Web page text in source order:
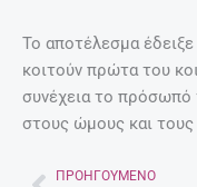
Το αποτέλεσμα
κοιτούν πρώτα του
συνέχεια το πρόσωπό
στους ώμους και
ΠΡΟΗΓΟΎΜΕΝΟ